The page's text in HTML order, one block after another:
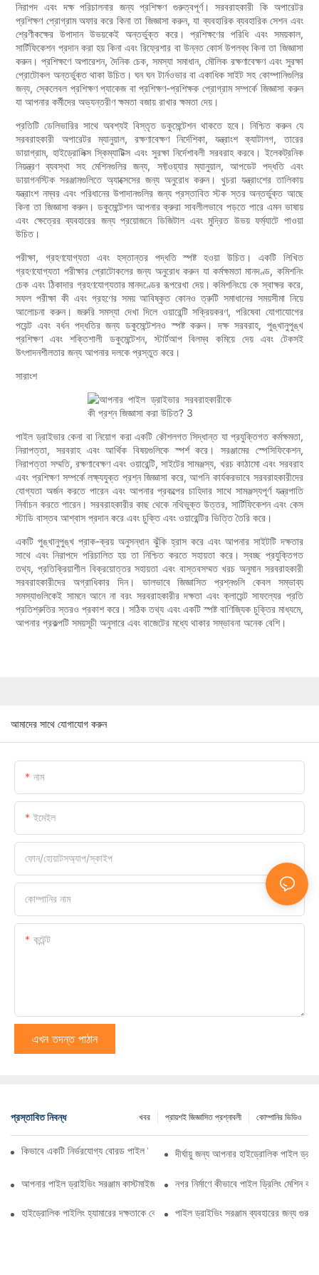
নিরাপদ এবং দক্ষ পরিচালনার জন্য প্রশিক্ষণ গুরুত্বপূর্ণ। সরবরাহকারী কি অপারেটর
প্রশিক্ষণ প্রোগ্রাম অফার করে কিনা তা জিজ্ঞাসা করুন, যা ব্যবহারিক ব্যবহারিক সেশন এবং
শ্রেণীকক্ষের উপাদান উভয়কেই অন্তর্ভুক্ত করে। প্রশিক্ষণের পরিধি এবং সময়কাল,
সার্টিফিকেশন প্রদান করা হয় কিনা এবং রিফ্রেশার বা উন্নত কোর্স উপলব্ধ কিনা তা জিজ্ঞাসা
করুন। প্রশিক্ষণে অপারেশন, দৈনিক চেক, সমস্যা সমাধান, মৌলিক রক্ষণাবেক্ষণ এবং সুরক্ষা
প্রোটোকল অন্তর্ভুক্ত থাকা উচিত। ঘন ঘন টার্নওভার বা একাধিক সাইট সহ কোম্পানিগুলির
জন্য, স্কেলেবল প্রশিক্ষণ প্যাকেজ বা প্রশিক্ষণ-প্রশিক্ষক প্রোগ্রাম সম্পর্কে জিজ্ঞাসা করুন
যা আপনার কর্মীদের অভ্যন্তরীণ ক্ষমতা বজায় রাখার ক্ষমতা দেয়।
প্রতিটি ডেলিভারির সাথে অবশ্যই বিস্তৃত ডকুমেন্টেশন থাকতে হবে। নিশ্চিত করুন যে
সরবরাহকারী অপারেটর ম্যানুয়াল, রক্ষণাবেক্ষণ নির্দেশিকা, যন্ত্রাংশ ক্যাটালগ, তারের
ডায়াগ্রাম, হাইড্রোলিক্স স্কিম্যাটিক্স এবং সুরক্ষা নির্দেশাবলী সরবরাহ করবে। ইলেকট্রনিক
নিয়ন্ত্রণ ব্যবস্থা সহ মেশিনগুলির জন্য, সফ্টওয়্যার ম্যানুয়াল, আপডেট পদ্ধতি এবং
ডায়াগনস্টিক সরঞ্জামগুলিতে অ্যাক্সেসের জন্য অনুরোধ করুন। খুচরা যন্ত্রাংশের তালিকায়
যন্ত্রাংশ নম্বর এবং পরিধানের উপাদানগুলির জন্য প্রস্তাবিত স্টক স্তর অন্তর্ভুক্ত আছে
কিনা তা জিজ্ঞাসা করুন। ডকুমেন্টেশন আপনার ক্রুরা সাবলীলভাবে পড়তে পারে এমন ভাষায়
এবং ক্ষেত্রের ব্যবহারের জন্য প্রয়োজনে ডিজিটাল এবং মুদ্রিত উভয় ফর্ম্যাটে পাওয়া
উচিত।
পরীক্ষা, গ্রহণযোগ্যতা এবং হস্তান্তর পদ্ধতি স্পষ্ট হওয়া উচিত। একটি লিখিত
গ্রহণযোগ্যতা পরীক্ষার প্রোটোকলের জন্য অনুরোধ করুন যা কর্মক্ষমতা মানদণ্ড, কমিশনিং
চেক এবং ঠিকাদার গ্রহণযোগ্যতার মানদণ্ডের রূপরেখা দেয়। কমিশনিংয়ে কে স্বাক্ষর করে,
সফল পরীক্ষা কী এবং গ্রহণের সময় আবিষ্কৃত কোনও ত্রুটি সমাধানের সময়সীমা নিয়ে
আলোচনা করুন। জরুরি সমস্যা দেখা দিলে ওয়ারেন্টি সক্রিয়করণ, পরিষেবা যোগাযোগের
পয়েন্ট এবং বর্ধন পদ্ধতির জন্য ডকুমেন্টেশনও স্পষ্ট করুন। দক্ষ সরবরাহ, পুঙ্খানুপুঙ্খ
প্রশিক্ষণ এবং শক্তিশালী ডকুমেন্টেশন, স্টার্টআপ বিলম্ব কমিয়ে দেয় এবং টেকসই
উৎপাদনশীলতার জন্য আপনার দলকে প্রস্তুত করে।
সারাংশ
পাইল ড্রাইভার কেনা বা নিয়োগ করা একটি কৌশলগত সিদ্ধান্ত যা প্রযুক্তিগত কর্মক্ষমতা,
নিরাপত্তা, সরবরাহ এবং আর্থিক বিষয়গুলিকে স্পর্শ করে। সরঞ্জামের স্পেসিফিকেশন,
নিরাপত্তা সম্মতি, রক্ষণাবেক্ষণ এবং ওয়ারেন্টি, সাইটের সামঞ্জস্য, খরচ কাঠামো এবং সরবরাহ
এবং প্রশিক্ষণ সম্পর্কে লক্ষ্যযুক্ত প্রশ্ন জিজ্ঞাসা করে, আপনি কার্যকরভাবে সরবরাহকারীদের
যোগ্যতা অর্জন করতে পারেন এবং আপনার প্রকল্পের চাহিদার সাথে সামঞ্জস্যপূর্ণ যন্ত্রপাতি
নির্বাচন করতে পারেন। সরবরাহকারীর কাছ থেকে নথিভুক্ত উত্তর, সার্টিফিকেশন এবং কেস
স্টাডি বাস্তব আশ্বাস প্রদান করে এবং চুক্তি এবং ওয়ারেন্টির ভিত্তি তৈরি করে।
একটি পুঙ্খানুপুঙ্খ প্রাক-ক্রয় অনুসন্ধান ঝুঁকি হ্রাস করে এবং আপনার সাইটটি দক্ষতার
সাথে এবং নিরাপদে পরিচালিত হয় তা নিশ্চিত করতে সহায়তা করে। স্বচ্ছ প্রযুক্তিগত
তথ্য, প্রতিক্রিয়াশীল বিক্রয়োত্তর সহায়তা এবং বাস্তবসম্মত খরচ অনুমান সরবরাহকারী
সরবরাহকারীদের অগ্রাধিকার দিন। ভালভাবে জিজ্ঞাসিত প্রশ্নগুলি কেবল সম্ভাব্য
সমস্যাগুলিকেই সামনে আনে না বরং সরবরাহকারীর দক্ষতা এবং ক্লায়েন্ট সাফল্যের প্রতি
প্রতিশ্রুতির স্তরও প্রকাশ করে। সঠিক তথ্য এবং একটি স্পষ্ট বাণিজ্যিক চুক্তির মাধ্যমে,
আপনার প্রকল্পটি সময়সূচী অনুসারে এবং বাজেটের মধ্যে থাকার সম্ভাবনা অনেক বেশি।
আমাদের সাথে যোগাযোগ করুন
নাম
ইমেইল
ফোন/হোয়াটসঅ্যাপ/স্কাইপ
কোম্পানির নাম
কন্টেন্ট
এখন তদন্ত পাঠান
প্রস্তাবিত নিবন্ধ কোম্পানির ভিডিও
প্রায়শই জিজ্ঞাসিত প্রশ্নাবলী
খবর
কিভাবে একটি নির্ভরযোগ্য বোরড পাইল ড্রিলিং মেশিন প্রস্তুতকারক নির্বাচন করবেন
দীর্ঘায়ু জন্য আপনার হাইড্রোলিক পাইল
আপনার পাইল ড্রাইভিং সরঞ্জাম কাস্টমাইজ করার সুবিধা কী কী?নগর নির্মাণে কীভাবে পাইল ড্রিলিং মেশিন
হাইড্রোলিক পাইলিং হ্যামারের দক্ষতাকে কোন বিষয়গুলি প্রভাবিত করে?
পাইল ড্রাইভিং সরঞ্জাম ব্যবহারের জন্য